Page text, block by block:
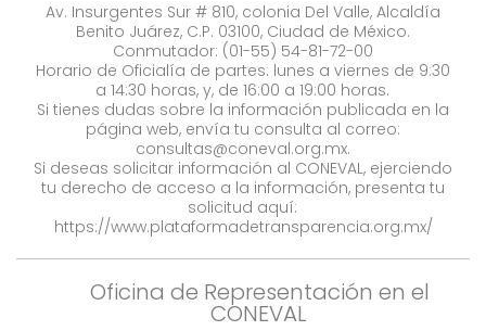
Av. Insurgentes Sur # 810, colonia Del Valle, Alcaldía
Benito Juárez, C.P. 03100, Ciudad de México.
Conmutador: (01-55) 54-81-72-00
Horario de Oficialía de partes: lunes a viernes de 9:30
a 14:30 horas, y, de 16:00 a 19:00 horas.
Si tienes dudas sobre la información publicada en la
página web, envía tu consulta al correo:
consultas@coneval.org.mx.
Si deseas solicitar información al CONEVAL, ejerciendo
tu derecho de acceso a la información, presenta tu
solicitud aquí:
https://www.plataformadetransparencia.org.mx/
Oficina de Representación en el
CONEVAL